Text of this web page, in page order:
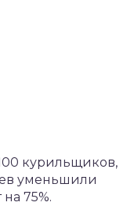
курильщиков,
уменьшили
75%.